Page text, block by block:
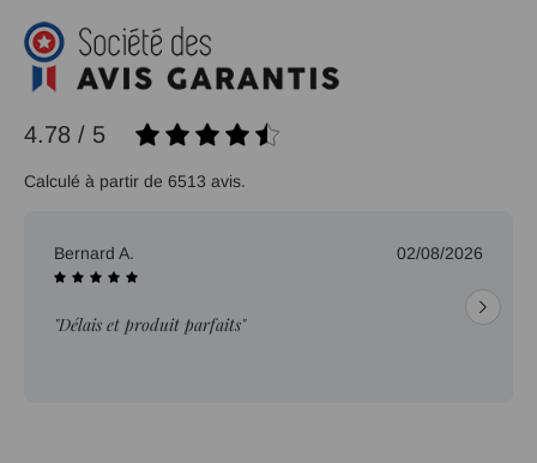
4.78 / 5
Calculé à partir de 6513 avis.
Bernard A. 02/08/2026
"Délais et produit parfaits"